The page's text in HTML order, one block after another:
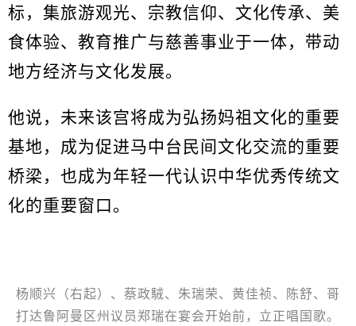
标，集旅游观光、宗教信仰、文化传承、美
食体验、教育推广与慈善事业于一体，带动
地方经济与文化发展。
他说，未来该宫将成为弘扬妈祖文化的重要
基地，成为促进马中台民间文化交流的重要
桥梁，也成为年轻一代认识中华优秀传统文
化的重要窗口。
杨顺兴（右起）、蔡政駥、朱瑞荣、黄佳祯、陈舒、哥
打达鲁阿曼区州议员郑瑞在宴会开始前，立正唱国歌。